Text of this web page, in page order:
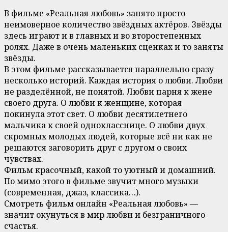
В фильме «Реальная любовь» занято просто
неимоверное количество звёздных актёров. Звёзды
здесь играют и в главных и во второстепенных
ролях. Даже в очень маленьких сценках и то заняты
звёзды.
В этом фильме рассказывается параллельно сразу
несколько историй. Каждая история о любви. Любви
не разделённой, не понятой. Любви парня к жене
своего друга. О любви к женщине, которая
покинула этот свет. О любви десятилетнего
мальчика к своей однокласснице. О любви двух
скромных молодых людей, которые всё ни как не
решаются заговорить друг с другом о своих
чувствах.
Фильм красочный, какой то уютный и домашний.
По мимо этого в фильме звучит много музыки
(современная, джаз, классика…).
Смотреть фильм онлайн «Реальная любовь» —
значит окунуться в мир любви и безграничного
счастья.